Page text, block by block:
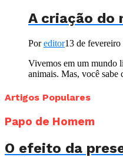
A criação do
Poreditor13 de fevereiro
Vivemos em um mundo
animais. Mas, você sabe
Artigos Populares
Papo de Homem
O efeito da